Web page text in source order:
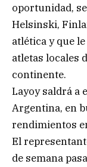
oportunidad,
Helsinski,
atlética y que
atletas locales
continente.
Layoy saldrá a
Argentina, en
rendimientos
El
de semana